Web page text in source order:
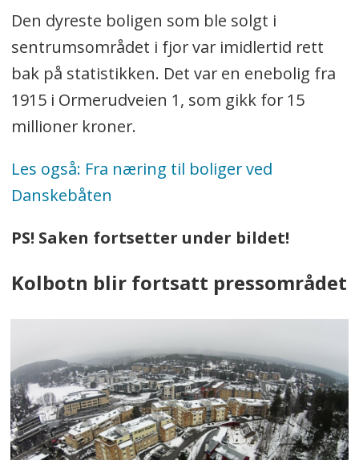
Den dyreste boligen som ble solgt i
sentrumsområdet i fjor var imidlertid rett
bak på statistikken. Det var en enebolig fra
1915 i Ormerudveien 1, som gikk for 15
millioner kroner.
Les også: Fra næring til boliger ved
Danskebåten
PS! Saken fortsetter under bildet!
Kolbotn blir fortsatt pressområdet